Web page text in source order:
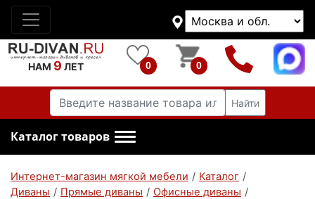
НАМ 9 ЛЕТ 0 0
Найти
Каталог товаров
Интернет-магазин мягкой мебели / Каталог /
Диваны / Прямые диваны / Офисные диваны /